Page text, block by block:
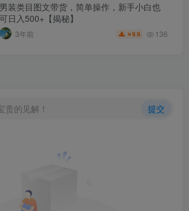
男装类目图文带货，简单操作，新手小白也
可日入500+【揭秘】
3年前 ￥9.9 136
贵的见解！ 提交